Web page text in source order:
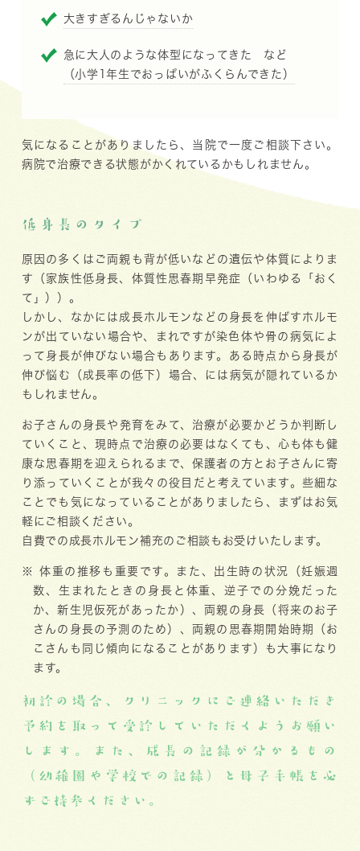
大きすぎるんじゃないか
急に大人のような体型になってきた など
（小学1年生でおっぱいがふくらんできた）
気になることがありましたら、当院で一度ご相談下さい。
病院で治療できる状態がかくれているかもしれません。
低身長のタイプ
原因の多くはご両親も背が低いなどの遺伝や体質によりま
す（家族性低身長、体質性思春期早発症（いわゆる「おく
て」））。
しかし、なかには成長ホルモンなどの身長を伸ばすホルモ
ンが出ていない場合や、まれですが染色体や骨の病気によ
って身長が伸びない場合もあります。ある時点から身長が
伸び悩む（成長率の低下）場合、には病気が隠れているか
もしれません。
お子さんの身長や発育をみて、治療が必要かどうか判断し
ていくこと、現時点で治療の必要はなくても、心も体も健
康な思春期を迎えられるまで、保護者の方とお子さんに寄
り添っていくことが我々の役目だと考えています。些細な
ことでも気になっていることがありましたら、まずはお気
軽にご相談ください。
自費での成長ホルモン補充のご相談もお受けいたします。
※ 体重の推移も重要です。また、出生時の状況（妊娠週
数、生まれたときの身長と体重、逆子での分娩だった
か、新生児仮死があったか）、両親の身長（将来のお子
さんの身長の予測のため）、両親の思春期開始時期（お
こさんも同じ傾向になることがあります）も大事になり
ます。
初診の場合、クリニックにご連絡いただき
予約を取って受診していただくようお願い
します。また、成長の記録が分かるもの
（幼稚園や学校での記録）と母子手帳を必
ずご持参ください。